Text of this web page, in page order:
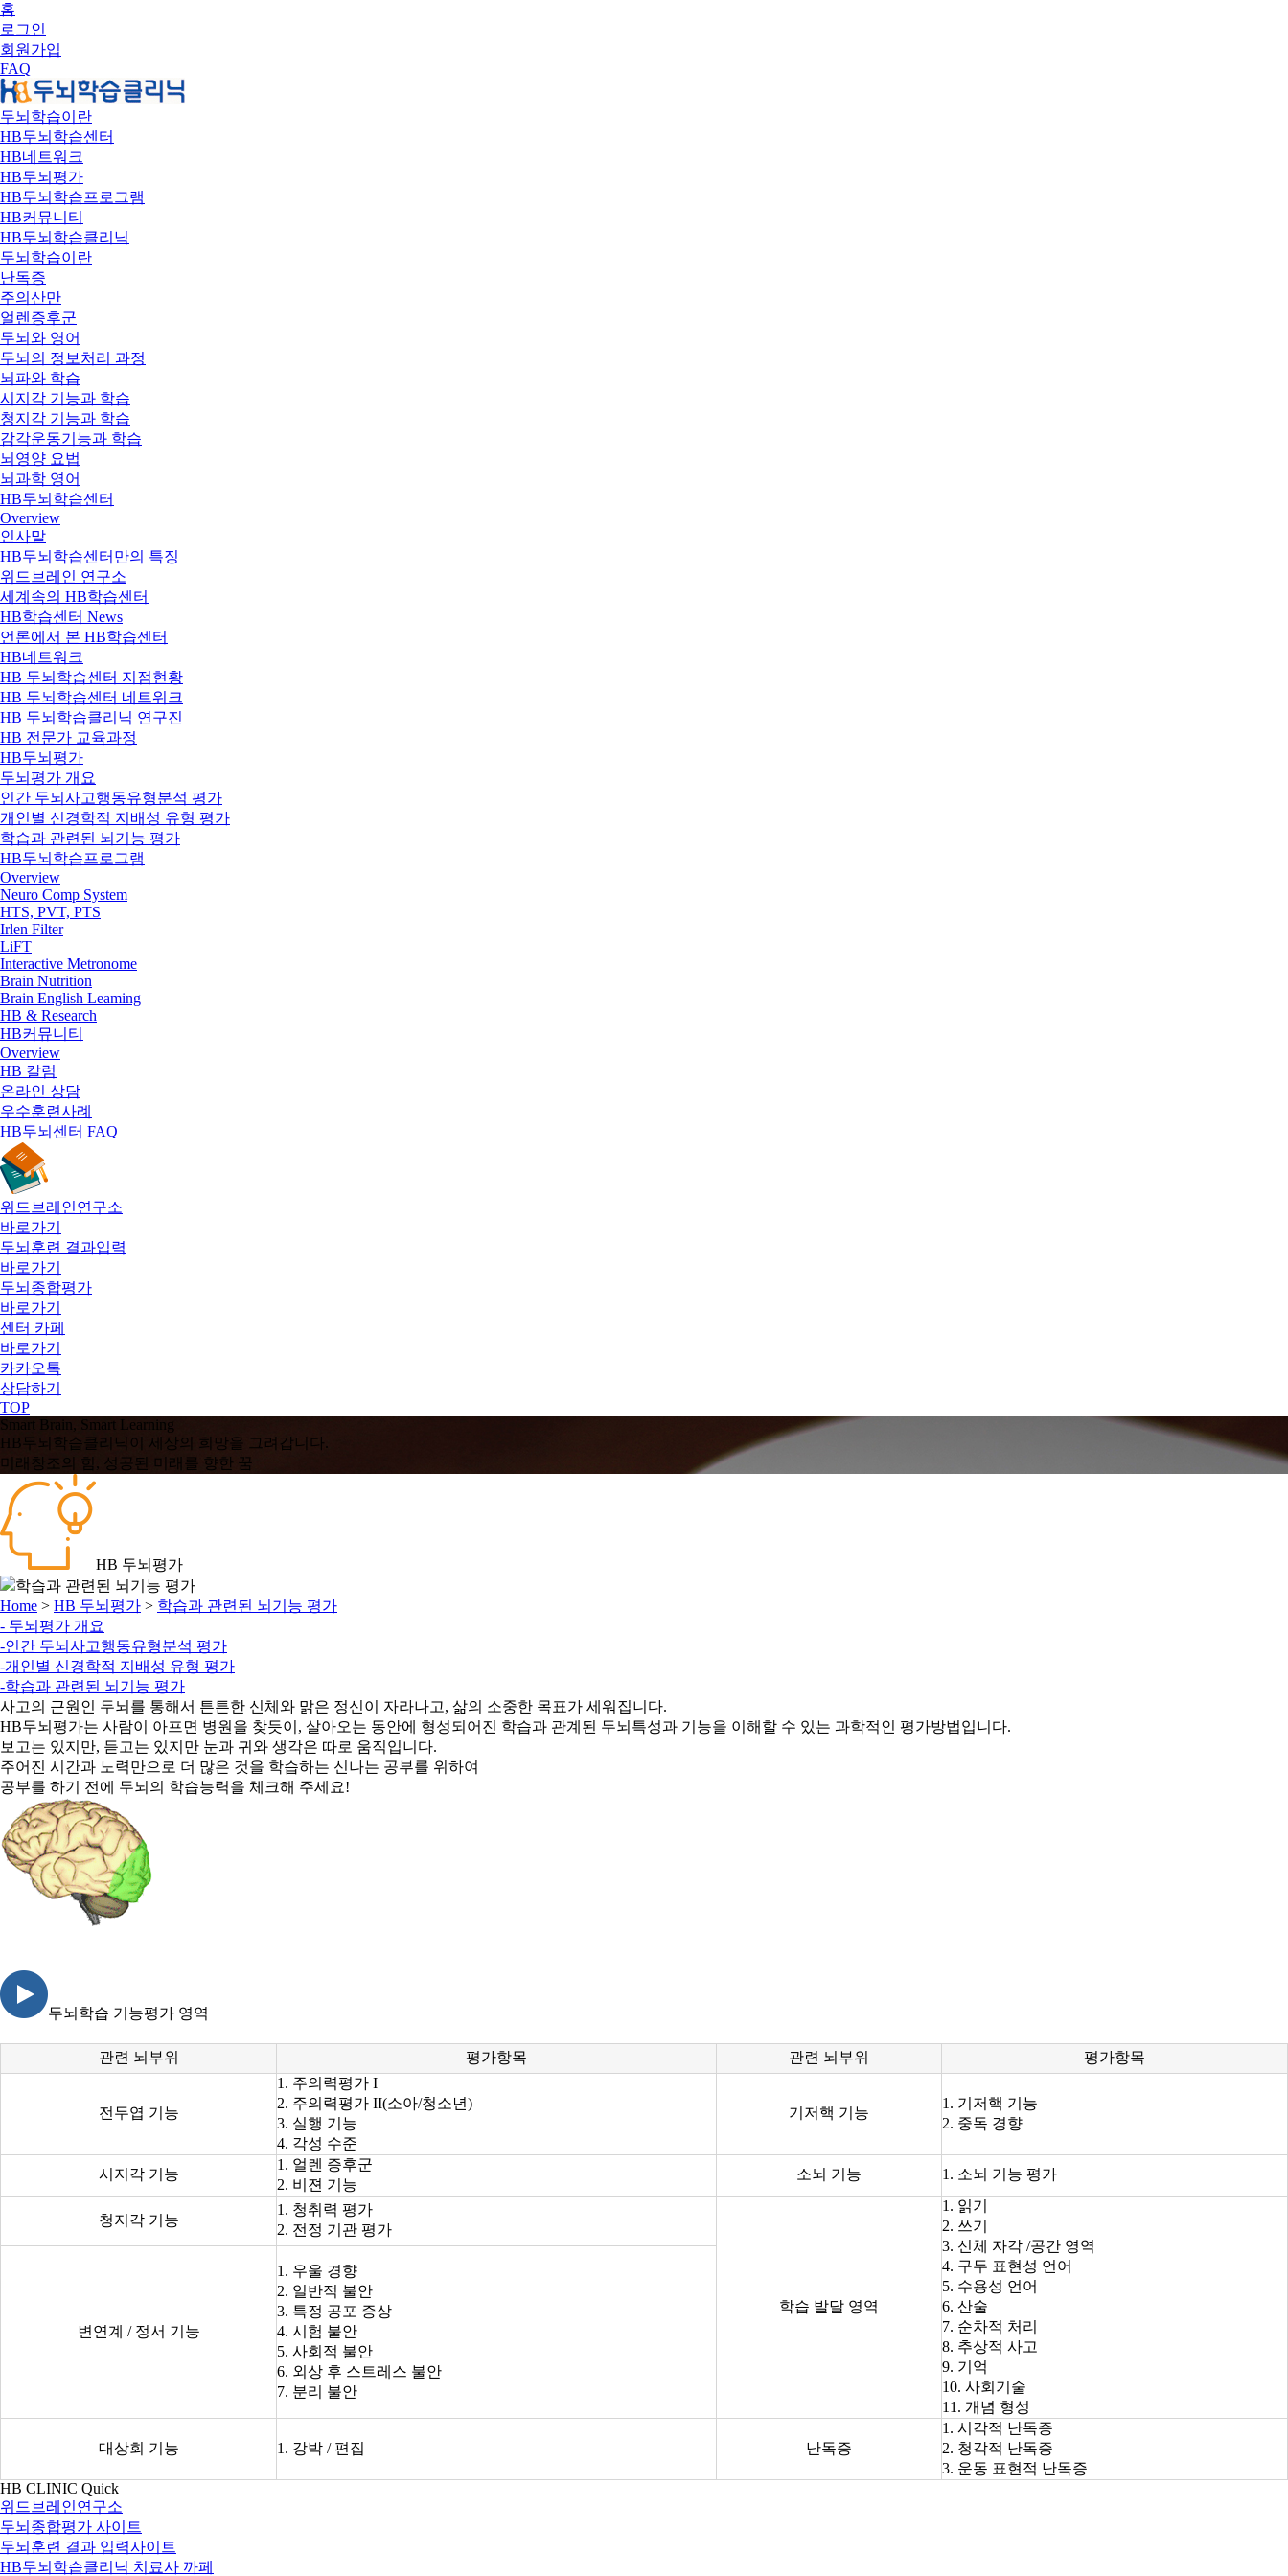
홈
로그인
회원가입
FAQ
두뇌학습이란
HB두뇌학습센터
HB네트워크
HB두뇌평가
HB두뇌학습프로그램
HB커뮤니티
HB두뇌학습클리닉
두뇌학습이란
난독증
주의산만
얼렌증후군
두뇌와 영어
두뇌의 정보처리 과정
뇌파와 학습
시지각 기능과 학습
청지각 기능과 학습
감각운동기능과 학습
뇌영양 요법
뇌과학 영어
HB두뇌학습센터
Overview
인사말
HB두뇌학습센터만의 특징
위드브레인 연구소
세계속의 HB학습센터
HB학습센터 News
언론에서 본 HB학습센터
HB네트워크
HB 두뇌학습센터 지점현황
HB 두뇌학습센터 네트워크
HB 두뇌학습클리닉 연구진
HB 전문가 교육과정
HB두뇌평가
두뇌평가 개요
인간 두뇌사고행동유형분석 평가
개인별 신경학적 지배성 유형 평가
학습과 관련된 뇌기능 평가
HB두뇌학습프로그램
Overview
Neuro Comp System
HTS, PVT, PTS
Irlen Filter
LiFT
Interactive Metronome
Brain Nutrition
Brain English Leaming
HB & Research
HB커뮤니티
Overview
HB 칼럼
온라인 상담
우수훈련사례
HB두뇌센터 FAQ
위드브레인연구소
바로가기
두뇌훈련 결과입력
바로가기
두뇌종합평가
바로가기
센터 카페
바로가기
카카오톡
상담하기
TOP
Smart Brain, Smart Learning
HB두뇌학습클리닉이 세상의 희망을 그려갑니다.
미래창조의 힘, 성공된 미래를 향한 꿈
HB 두뇌평가
학습과 관련된 뇌기능 평가
Home > HB 두뇌평가 > 학습과 관련된 뇌기능 평가
- 두뇌평가 개요
-인간 두뇌사고행동유형분석 평가
-개인별 신경학적 지배성 유형 평가
-학습과 관련된 뇌기능 평가
사고의 근원인 두뇌를 통해서 튼튼한 신체와 맑은 정신이 자라나고, 삶의 소중한 목표가 세워집니다.
HB두뇌평가는 사람이 아프면 병원을 찾듯이, 살아오는 동안에 형성되어진 학습과 관계된 두뇌특성과 기능을 이해할 수 있는 과학적인 평가방법입니다.
보고는 있지만, 듣고는 있지만 눈과 귀와 생각은 따로 움직입니다.
주어진 시간과 노력만으로 더 많은 것을 학습하는 신나는 공부를 위하여
공부를 하기 전에 두뇌의 학습능력을 체크해 주세요!
두뇌학습 기능평가 영역
관련 뇌부위 평가항목 관련 뇌부위 평가항목
전두엽 기능
1. 주의력평가 I
2. 주의력평가 II(소아/청소년)
3. 실행 기능
4. 각성 수준
기저핵 기능
1. 기저핵 기능
2. 중독 경향
시지각 기능
1. 얼렌 증후군
2. 비젼 기능
소뇌 기능 1. 소뇌 기능 평가
청지각 기능
1. 청취력 평가
2. 전정 기관 평가
학습 발달 영역
1. 읽기
2. 쓰기
3. 신체 자각 /공간 영역
4. 구두 표현성 언어
5. 수용성 언어
6. 산술
7. 순차적 처리
8. 추상적 사고
9. 기억
10. 사회기술
11. 개념 형성
변연계 / 정서 기능
1. 우울 경향
2. 일반적 불안
3. 특정 공포 증상
4. 시험 불안
5. 사회적 불안
6. 외상 후 스트레스 불안
7. 분리 불안
대상회 기능 1. 강박 / 편집 난독증
1. 시각적 난독증
2. 청각적 난독증
3. 운동 표현적 난독증
HB CLINIC Quick
위드브레인연구소
두뇌종합평가 사이트
두뇌훈련 결과 입력사이트
HB두뇌학습클리닉 치료사 까페